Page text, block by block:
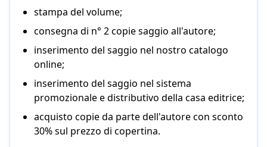
stampa del volume;
consegna di n° 2 copie saggio all'autore;
inserimento del saggio nel nostro catalogo
online;
inserimento del saggio nel sistema
promozionale e distributivo della casa editrice;
acquisto copie da parte dell'autore con sconto
30% sul prezzo di copertina.